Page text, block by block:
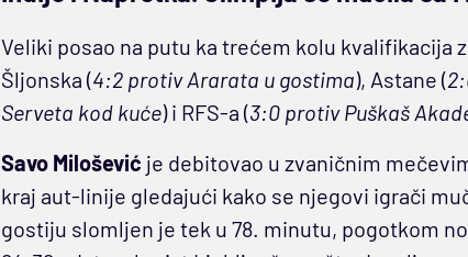
Veliki posao na putu ka trećem kolu kvalifikacija
Šljonska (4:2 protiv Ararata u gostima), Astane (
Serveta kod kuće) i RFS-a (3:0 protiv Puškaš
Savo Milošević je debitovao u zvaničnim
kraj aut-linije gledajući kako se njegovi igrači
gostiju slomljen je tek u 78. minutu, pogotkom